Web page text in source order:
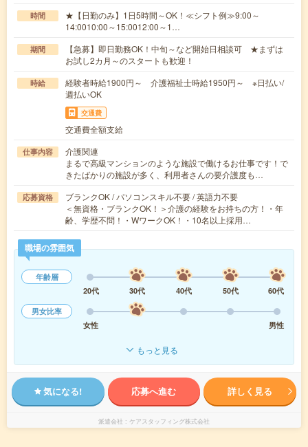
時間
★【日勤のみ】1日5時間～OK！≪シフト例≫9:00～
14:0010:00～15:0012:00～1…
期間
【急募】即日勤務OK！中旬～など開始日相談可 ★まずは
お試し2カ月～のスタートも歓迎！
時給
経験者時給1900円～ 介護福祉士時給1950円～ ※日払い/
週払いOK
交通費
交通費全額支給
仕事内容
介護関連
まるで高級マンションのような施設で働けるお仕事です！で
きたばかりの施設が多く、利用者さんの要介護度も…
応募資格
ブランクOK / パソコンスキル不要 / 英語力不要
＜無資格・ブランクOK！＞介護の経験をお持ちの方！・年
齢、学歴不問！・WワークOK！・10名以上採用…
職場の雰囲気
年齢層
20代
30代 40代 50代
60代
男女比率
女性
男性
もっと見る
気になる! 応募へ進む 詳しく見る
派遣会社 ケアスタッフィング株式会社